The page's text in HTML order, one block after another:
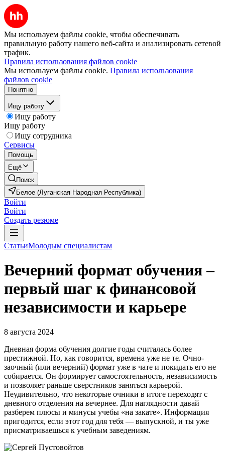
Мы используем файлы cookie, чтобы обеспечивать
правильную работу нашего веб-сайта и анализировать сетевой
трафик.
Правила использования файлов cookie
Мы используем файлы cookie. Правила использования
файлов cookie
Понятно
Ищу работу
Ищу работу
Ищу работу
Ищу сотрудника
Сервисы
Помощь
Ещё
Поиск
Белое (Луганская Народная Республика)
Войти
Войти
Создать резюме
СтатьиМолодым специалистам
Вечерний формат обучения –
первый шаг к финансовой
независимости и карьере
8 августа 2024
Дневная форма обучения долгие годы считалась более
престижной. Но, как говорится, времена уже не те. Очно-
заочный (или вечерний) формат уже в чате и покидать его не
собирается. Он формирует самостоятельность, независимость
и позволяет раньше сверстников заняться карьерой.
Неудивительно, что некоторые очники в итоге переходят с
дневного отделения на вечернее. Для наглядности давай
разберем плюсы и минусы учебы «на закате». Информация
пригодится, если этот год для тебя — выпускной, и ты уже
присматриваешься к учебным заведениям.